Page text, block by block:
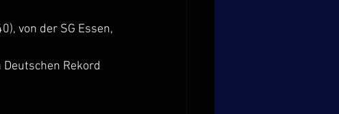
von der SG Essen,
Rekord